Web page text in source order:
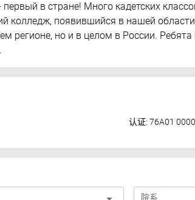
в стране! Много кадетских
колледж, появившийся в нашей
регионе, но и в целом в России.
认证: 76А01
院系